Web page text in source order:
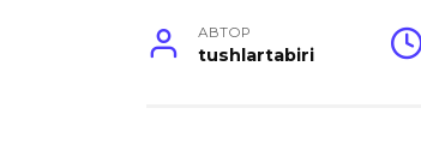
АВТОР
tushlartabiri